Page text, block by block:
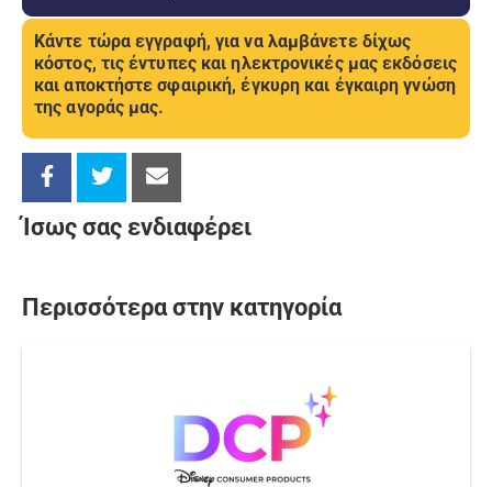
Κάντε τώρα εγγραφή, για να λαμβάνετε δίχως
κόστος, τις έντυπες και ηλεκτρονικές μας εκδόσεις
και αποκτήστε σφαιρική, έγκυρη και έγκαιρη γνώση
της αγοράς μας.
Ίσως σας ενδιαφέρει
Περισσότερα στην κατηγορία